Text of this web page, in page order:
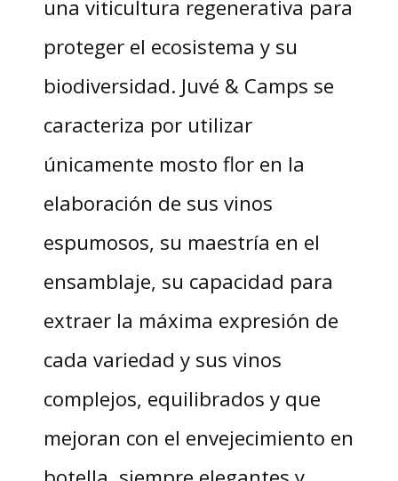
una viticultura regenerativa para
proteger el ecosistema y su
biodiversidad. Juvé & Camps se
caracteriza por utilizar
únicamente mosto flor en la
elaboración de sus vinos
espumosos, su maestría en el
ensamblaje, su capacidad para
extraer la máxima expresión de
cada variedad y sus vinos
complejos, equilibrados y que
mejoran con el envejecimiento en